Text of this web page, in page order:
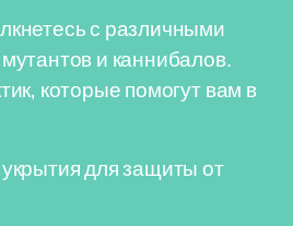
с различными
и каннибалов.
которые помогут вам в
для защиты от